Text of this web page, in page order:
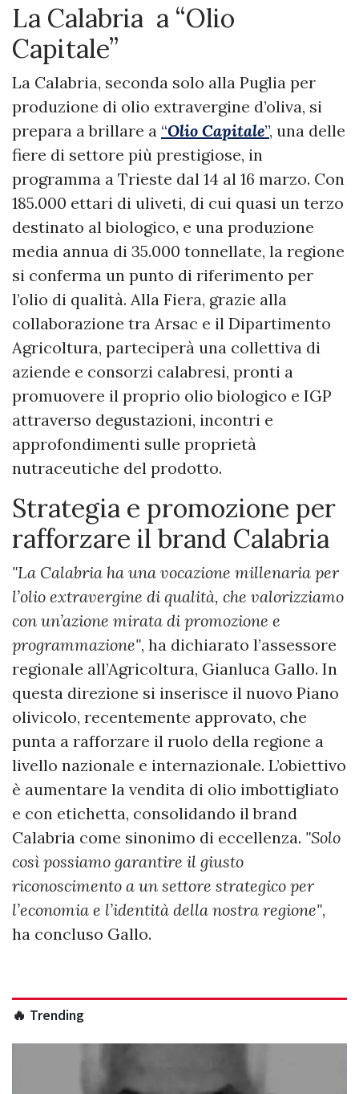
La Calabria a “Olio
Capitale”
La Calabria, seconda solo alla Puglia per
produzione di olio extravergine d’oliva, si
prepara a brillare a “Olio Capitale”, una delle
fiere di settore più prestigiose, in
programma a Trieste dal 14 al 16 marzo. Con
185.000 ettari di uliveti, di cui quasi un terzo
destinato al biologico, e una produzione
media annua di 35.000 tonnellate, la regione
si conferma un punto di riferimento per
l’olio di qualità. Alla Fiera, grazie alla
collaborazione tra Arsac e il Dipartimento
Agricoltura, parteciperà una collettiva di
aziende e consorzi calabresi, pronti a
promuovere il proprio olio biologico e IGP
attraverso degustazioni, incontri e
approfondimenti sulle proprietà
nutraceutiche del prodotto.
Strategia e promozione per
rafforzare il brand Calabria
"La Calabria ha una vocazione millenaria per
l’olio extravergine di qualità, che valorizziamo
con un’azione mirata di promozione e
programmazione", ha dichiarato l’assessore
regionale all’Agricoltura, Gianluca Gallo. In
questa direzione si inserisce il nuovo Piano
olivicolo, recentemente approvato, che
punta a rafforzare il ruolo della regione a
livello nazionale e internazionale. L’obiettivo
è aumentare la vendita di olio imbottigliato
e con etichetta, consolidando il brand
Calabria come sinonimo di eccellenza. "Solo
così possiamo garantire il giusto
riconoscimento a un settore strategico per
l’economia e l’identità della nostra regione",
ha concluso Gallo.
🔥 Trending